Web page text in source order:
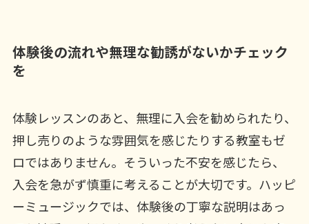
体験後の流れや無理な勧誘がないかチェック
を
体験レッスンのあと、無理に入会を勧められたり、
押し売りのような雰囲気を感じたりする教室もゼ
ロではありません。そういった不安を感じたら、
入会を急がず慎重に考えることが大切です。ハッピ
ーミュージックでは、体験後の丁寧な説明はあっ